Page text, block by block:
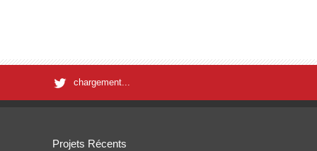
chargement...
Projets Récents